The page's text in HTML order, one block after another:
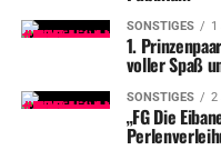
SONSTIGES 1
1.
voller Spaß
SONSTIGES 2
„FG Die